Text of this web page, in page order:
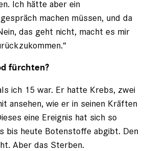
Ich hätte aber ein
machen müssen, und da
das geht nicht, macht es mir
fürchten?
ich 15 war. Er hatte Krebs, zwei
ansehen, wie er in seinen Kräften
eine Ereignis hat sich so
bis heute Botenstoffe abgibt. Den
Aber das Sterben.